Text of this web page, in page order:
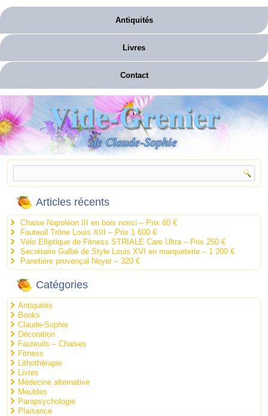
Antiquités
Livres
Contact
Vide-Grenier
de Claude-Sophie
Articles récents
Chaise Napoléon III en bois noirci – Prix 60 €
Fauteuil Trône Louis XIII – Prix 1 600 €
Vélo Elliptique de Fitness STRIALE Care Ultra – Prix 250 €
Secrétaire Galbé de Style Louis XVI en marqueterie – 1 200 €
Panetière provençal Noyer – 320 €
Catégories
Antiquités
Books
Claude-Sophie
Décoration
Fauteuils – Chaises
Fitness
Lithothérapie
Livres
Médecine alternative
Meubles
Parapsychologie
Plaisance